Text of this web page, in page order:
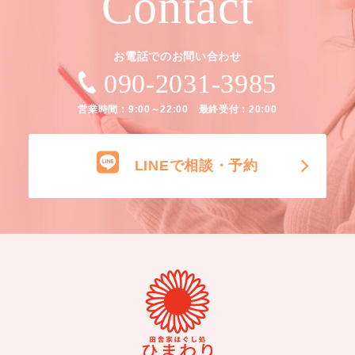
お電話でのお問い合わせ
090-2031-3985
営業時間：9:00～22:00 最終受付：20:00
LINEで相談・予約